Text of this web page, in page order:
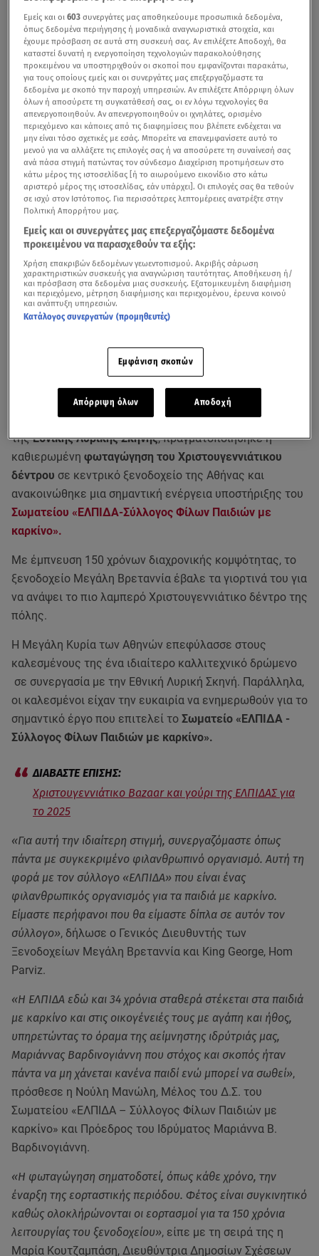
Σε μια γιορτινή βραδιά, με την καλλιτεχνική επιμέλεια
τηςΕθνικής Λυρικής Σκηνής, πραγματοποιήθηκε η
καθιερωμένη φωταγώγηση του Χριστουγεννιάτικου
δέντρου σε κεντρικό ξενοδοχείο της Αθήνας και
ανακοινώθηκε μια σημαντική ενέργεια υποστήριξης του
Σωματείου «ΕΛΠΙΔΑ-Σύλλογος Φίλων Παιδιών με
καρκίνο».
Με έμπνευση 150 χρόνων διαχρονικής κομψότητας, το
ξενοδοχείο Μεγάλη Βρεταννία έβαλε τα γιορτινά του για
να ανάψει το πιο λαμπερό Χριστουγεννιάτικο δέντρο της
πόλης.
Η Μεγάλη Κυρία των Αθηνών επεφύλασσε στους
καλεσμένους της ένα ιδιαίτερο καλλιτεχνικό δρώμενο
σε συνεργασία με την Εθνική Λυρική Σκηνή. Παράλληλα,
οι καλεσμένοι είχαν την ευκαιρία να ενημερωθούν για το
σημαντικό έργο που επιτελεί το Σωματείο «ΕΛΠΙΔΑ -
Σύλλογος Φίλων Παιδιών με καρκίνο».
Χριστουγεννιάτικο Bazaar και γούρι της ΕΛΠΙΔΑΣ για
το 2025
«Για αυτή την ιδιαίτερη στιγμή, συνεργαζόμαστε όπως
πάντα με συγκεκριμένο φιλανθρωπινό οργανισμό. Αυτή τη
φορά με τον σύλλογο «ΕΛΠΙΔΑ» που είναι ένας
φιλανθρωπικός οργανισμός για τα παιδιά με καρκίνο.
Είμαστε περήφανοι που θα είμαστε δίπλα σε αυτόν τον
σύλλογο», δήλωσε ο Γενικός Διευθυντής των
Ξενοδοχείων Μεγάλη Βρεταννία και King George, Hom
Parviz.
«Η ΕΛΠΙΔΑ εδώ και 34 χρόνια σταθερά στέκεται στα παιδιά
με καρκίνο και στις οικογένειές τους με αγάπη και ήθος,
υπηρετώντας το όραμα της αείμνηστης ιδρύτριάς μας,
Μαριάννας Βαρδινογιάννη που στόχος και σκοπός ήταν
πάντα να μη χάνεται κανένα παιδί ενώ μπορεί να σωθεί»,
πρόσθεσε η Νούλη Μανώλη, Μέλος του Δ.Σ. του
Σωματείου «ΕΛΠΙΔΑ – Σύλλογος Φίλων Παιδιών με
καρκίνο» και Πρόεδρος του Ιδρύματος Μαριάννα Β.
Βαρδινογιάννη.
«Η φωταγώγηση σηματοδοτεί, όπως κάθε χρόνο, την
έναρξη της εορταστικής περιόδου. Φέτος είναι συγκινητικό
καθώς ολοκλήρώνονται οι εορτασμοί για τα 150 χρόνια
λειτουργίας του ξενοδοχείου», είπε με τη σειρά της η
Μαρία Κουτζαμπάση, Διευθύντρια Δημοσίων Σχέσεων
Εμείς και οι603 συνεργάτες μας αποθηκεύουμε προσωπικά δεδομένα,
όπως δεδομένα περιήγησης ή μοναδικά αναγνωριστικά στοιχεία, και
έχουμε πρόσβαση σε αυτά στη συσκευή σας. Αν επιλέξετε Αποδοχή, θα
καταστεί δυνατή η ενεργοποίηση τεχνολογιών παρακολούθησης
προκειμένου να υποστηριχθούν οι σκοποί που εμφανίζονται παρακάτω,
για τους οποίους εμείς και οι συνεργάτες μας επεξεργαζόμαστε τα
δεδομένα με σκοπό την παροχή υπηρεσιών. Αν επιλέξετε Απόρριψη όλων
όλων ή αποσύρετε τη συγκατάθεσή σας, οι εν λόγω τεχνολογίες θα
απενεργοποιηθούν. Αν απενεργοποιηθούν οι ιχνηλάτες, ορισμένο
περιεχόμενο και κάποιες από τις διαφημίσεις που βλέπετε ενδέχεται να
μην είναι τόσο σχετικές με εσάς. Μπορείτε να επανεμφανίσετε αυτό το
μενού για να αλλάξετε τις επιλογές σας ή να αποσύρετε τη συναίνεσή σας
ανά πάσα στιγμή πατώντας τον σύνδεσμο Διαχείριση προτιμήσεων στο
κάτω μέρος της ιστοσελίδας [ή το αιωρούμενο εικονίδιο στο κάτω
αριστερό μέρος της ιστοσελίδας, εάν υπάρχει]. Οι επιλογές σας θα τεθούν
σε ισχύ στον Ιστότοπος. Για περισσότερες λεπτομέρειες ανατρέξτε στην
Πολιτική Απορρήτου μας.
Εμείς και οι συνεργάτες μας επεξεργαζόμαστε δεδομένα
προκειμένου να παρασχεθούν τα εξής:
Χρήση επακριβών δεδομένων γεωεντοπισμού. Ακριβής σάρωση
χαρακτηριστικών συσκευής για αναγνώριση ταυτότητας. Αποθήκευση ή/
και πρόσβαση στα δεδομένα μιας συσκευής. Εξατομικευμένη διαφήμιση
και περιεχόμενο, μέτρηση διαφήμισης και περιεχομένου, έρευνα κοινού
και ανάπτυξη υπηρεσιών.
Κατάλογος συνεργατών (προμηθευτές)
Εμφάνιση σκοπών
Απόρριψη όλων Αποδοχή